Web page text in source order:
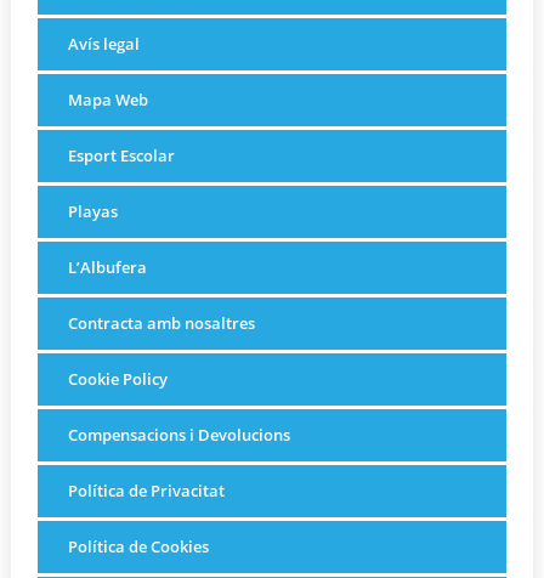
Avís legal
Mapa Web
Esport Escolar
Playas
L’Albufera
Contracta amb nosaltres
Cookie Policy
Compensacions i Devolucions
Política de Privacitat
Política de Cookies